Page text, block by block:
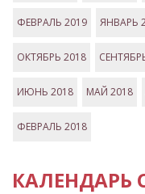
ФЕВРАЛЬ 2019 ЯНВАРЬ
ОКТЯБРЬ 2018
ИЮНЬ 2018 МАЙ 2018
ФЕВРАЛЬ 2018
КАЛЕНДАРЬ